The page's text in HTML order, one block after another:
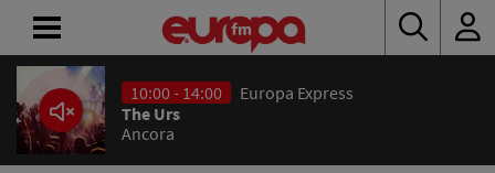
10:00 - 14:00
Europa Express
The Urs
Ancora
ACASĂ
ȘTIRI